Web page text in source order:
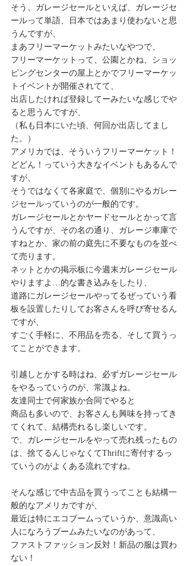
そう、ガレージセールといえば、ガレージセ
ールって単語、日本ではあまり使わないと思
うんですが、
まあフリーマーケットみたいなやつで、
フリーマーケットって、公園とかね、ショッ
ピングセンターの屋上とかでフリーマーケッ
トイベントが開催されてて、
出店したければ登録してーみたいな感じでや
ると思うんですが、
（私も日本にいた頃、何回か出店してまし
た。）
アメリカでは、そういうフリーマーケット！
どどん！っていう大きなイベントもあるんで
すが、
そうではなくて各家庭で、個別にやるガレー
ジセールっていうのが一般的です。
ガレージセールとかヤードセールとかって言
うんですが、その名の通り、ガレージ車庫で
すねとか、家の前の庭先に不要なものを並べ
て売ります。
ネットとかの掲示板に今週末ガレージセール
やりますよ…的な書き込みをしたり、
道路にガレージセールやってるぜっていう看
板を設置したりしてお客さんを呼び寄せるん
ですが、
すごく手軽に、不用品を売る、そして買うっ
てことができます。
引越しとかする時はね、必ずガレージセール
をやるっていうのが、常識よね。
友達同士で何家族か合同でやると
商品も多いので、お客さんも興味を持ってき
てくれて、結構売れるし楽しいです。
で、ガレージセールをやって売れ残ったもの
は、捨てるんじゃなくてThriftに寄付するっ
ていうのがよくある流れですね。
そんな感じで中古品を買うってことも結構一
般的なアメリカですが、
最近は特にエコブームっていうか、意識高い
人になろうブームみたいなのがあって、
ファストファッション反対！新品の服は買わ
ない！